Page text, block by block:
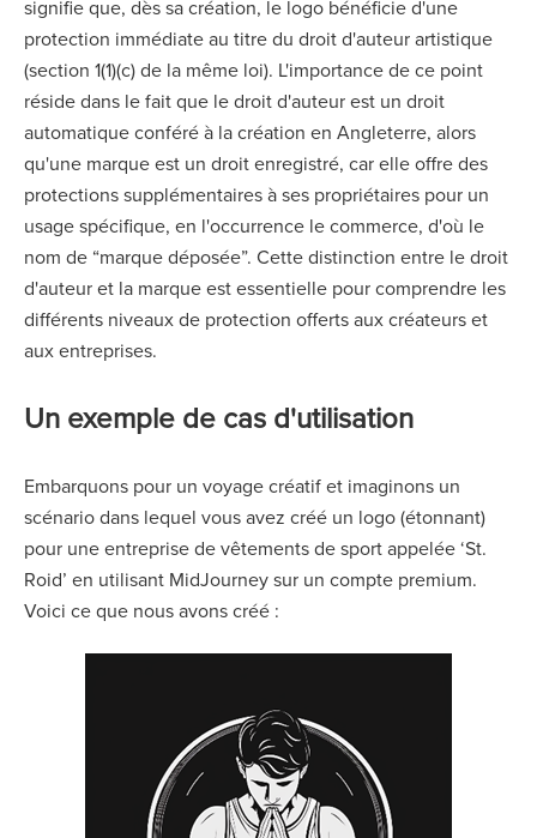
signifie que, dès sa création, le logo bénéficie d'une
protection immédiate au titre du droit d'auteur artistique
(section 1(1)(c) de la même loi). L'importance de ce point
réside dans le fait que le droit d'auteur est un droit
automatique conféré à la création en Angleterre, alors
qu'une marque est un droit enregistré, car elle offre des
protections supplémentaires à ses propriétaires pour un
usage spécifique, en l'occurrence le commerce, d'où le
nom de “marque déposée”. Cette distinction entre le droit
d'auteur et la marque est essentielle pour comprendre les
différents niveaux de protection offerts aux créateurs et
aux entreprises.
Un exemple de cas d'utilisation
Embarquons pour un voyage créatif et imaginons un
scénario dans lequel vous avez créé un logo (étonnant)
pour une entreprise de vêtements de sport appelée ‘St.
Roid’ en utilisant MidJourney sur un compte premium.
Voici ce que nous avons créé :